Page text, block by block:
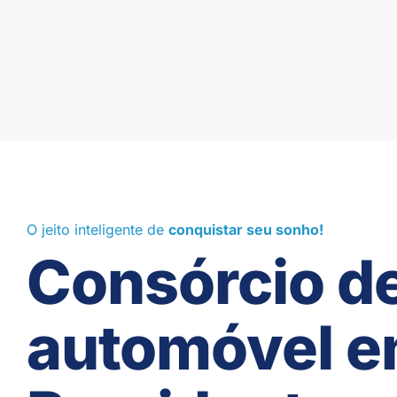
O jeito inteligente de conquistar seu sonho!
Consórcio
automóvel